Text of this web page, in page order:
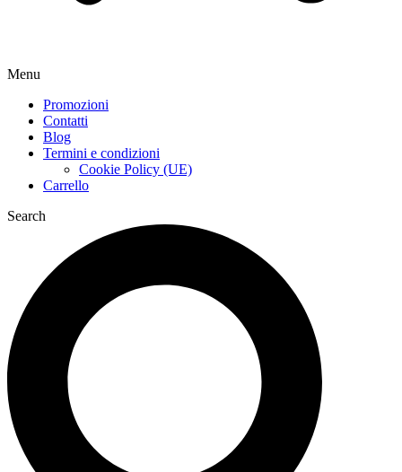
Menu
Promozioni
Contatti
Blog
Termini e condizioni
Cookie Policy (UE)
Carrello
Search